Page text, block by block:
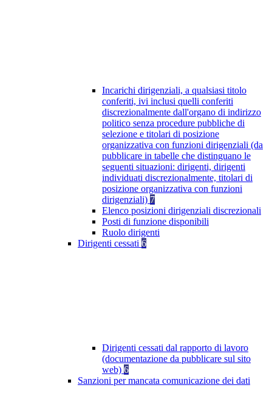
Incarichi dirigenziali, a qualsiasi titolo
conferiti, ivi inclusi quelli conferiti
discrezionalmente dall'organo di indirizzo
politico senza procedure pubbliche di
selezione e titolari di posizione
organizzativa con funzioni dirigenziali (da
pubblicare in tabelle che distinguano le
seguenti situazioni: dirigenti, dirigenti
individuati discrezionalmente, titolari di
posizione organizzativa con funzioni
dirigenziali) 7
Elenco posizioni dirigenziali discrezionali
Posti di funzione disponibili
Ruolo dirigenti
Dirigenti cessati 6
Dirigenti cessati dal rapporto di lavoro
(documentazione da pubblicare sul sito
web) 6
Sanzioni per mancata comunicazione dei dati